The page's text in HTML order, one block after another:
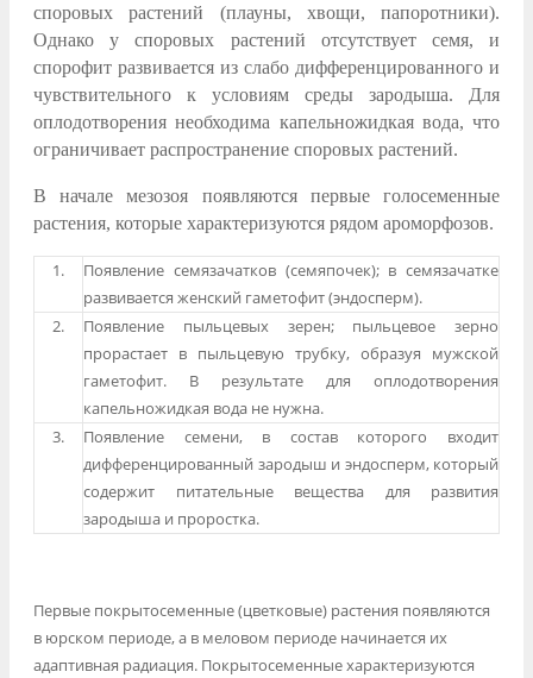
споровых растений (плауны, хвощи, папоротники).
Однако у споровых растений отсутствует семя, и
спорофит развивается из слабо дифференцированного и
чувствительного к условиям среды зародыша. Для
оплодотворения необходима капельножидкая вода, что
ограничивает распространение споровых растений.
В начале мезозоя появляются первые голосеменные
растения, которые характеризуются рядом ароморфозов.
1.
Появление семязачатков (семяпочек); в семязачатке
развивается женский гаметофит (эндосперм).
2.
Появление пыльцевых зерен; пыльцевое зерно
прорастает в пыльцевую трубку, образуя мужской
гаметофит. В результате для оплодотворения
капельножидкая вода не нужна.
3.
Появление семени, в состав которого входит
дифференцированный зародыш и эндосперм, который
содержит питательные вещества для развития
зародыша и проростка.
Первые покрытосеменные (цветковые) растения появляются
в юрском периоде, а в меловом периоде начинается их
адаптивная радиация. Покрытосеменные характеризуются